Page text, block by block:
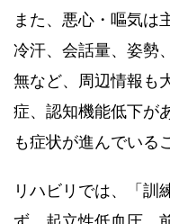
また、悪心・嘔気は
冷汗、会話量、姿勢
無など、周辺情報も
症、認知機能低下が
も症状が進んでいる
リハビリでは、「訓